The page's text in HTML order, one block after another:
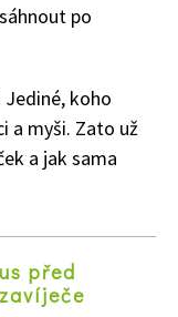
po
koho
a myši. Zato už
a jak sama
před